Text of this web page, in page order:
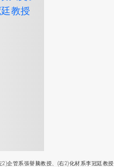
企管系張譽騰教授、(右2)化材系李冠廷教授